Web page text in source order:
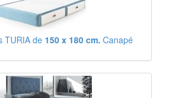
TURIA de 150 x 180 cm. Canapé